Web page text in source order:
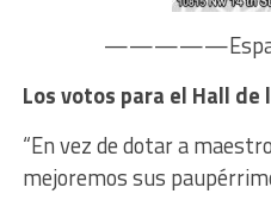
Los votos para el Hall de
“En vez de dotar a
mejoremos sus